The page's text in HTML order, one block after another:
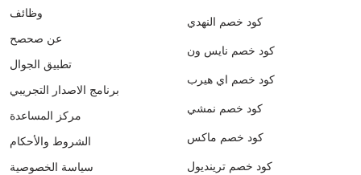
وظائف
عن صحصح
تطبيق الجوال
برنامج الاصدار التجريبي
مركز المساعدة
الشروط والأحكام
سياسة الخصوصية
كود خصم النهدي
كود خصم نايس ون
كود خصم اي هيرب
كود خصم نمشي
كود خصم ماكس
كود خصم ترينديول